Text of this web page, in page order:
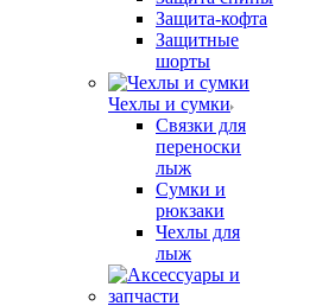
Защита-кофта
Защитные
шорты
Чехлы и сумки
Связки для
переноски
лыж
Сумки и
рюкзаки
Чехлы для
лыж